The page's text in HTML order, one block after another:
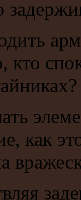
кто
как